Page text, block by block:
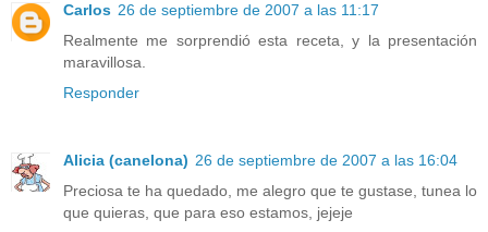
Carlos 26 de septiembre de 2007 a las 11:17
Realmente me sorprendió esta receta, y la presentación
maravillosa.
Responder
Alicia (canelona) 26 de septiembre de 2007 a las 16:04
Preciosa te ha quedado, me alegro que te gustase, tunea lo
que quieras, que para eso estamos, jejeje